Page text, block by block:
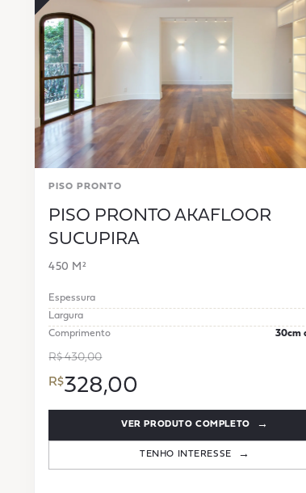
PISO PRONTO
PISO PRONTO AKAFLOOR
SUCUPIRA
450 M²
Espessura
Largura
Comprimento
30cm
R$ 430,00
328,00
VER PRODUTO COMPLETO
TENHO INTERESSE